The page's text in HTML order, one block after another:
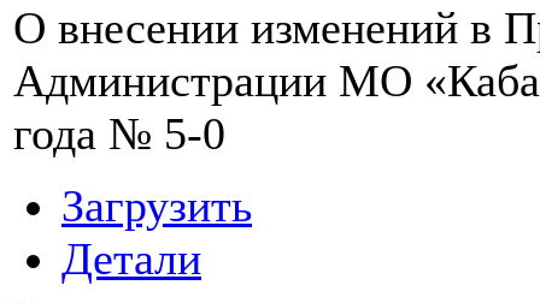
О внесении изменений в
Администрации МО
года № 5-0
Загрузить
Детали